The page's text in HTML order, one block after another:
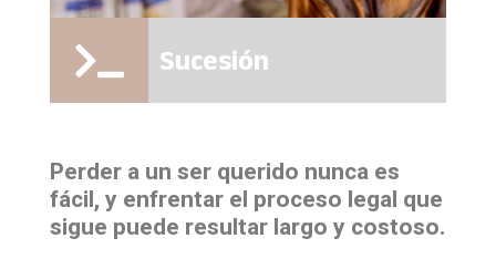
 Sucesión
Perder a un ser querido nunca es
fácil, y enfrentar el proceso legal que
sigue puede resultar largo y costoso.